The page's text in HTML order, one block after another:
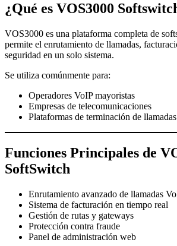
¿Qué es VOS3000
VOS3000 es una plataforma completa de
permite el enrutamiento de llamadas,
seguridad en un solo sistema.
Se utiliza comúnmente para:
Operadores VoIP mayoristas
Empresas de telecomunicaciones
Plataformas de terminación de llamadas
Funciones Principales de
SoftSwitch
Enrutamiento avanzado de llamadas
Sistema de facturación en tiempo real
Gestión de rutas y gateways
Protección contra fraude
Panel de administración web